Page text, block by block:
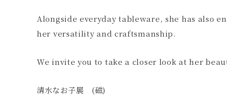
Alongside everyday tableware, she has also
her versatility and craftsmanship.
We invite you to take a closer look at her
清水なお子展 (磁)